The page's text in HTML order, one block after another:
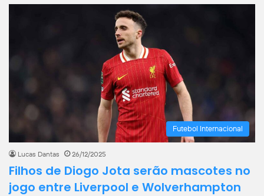
Futebol Internacional
Lucas Dantas 26/12/2025
Filhos de Diogo Jota serão mascotes no
jogo entre Liverpool e Wolverhampton